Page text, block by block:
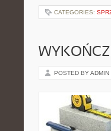
CATEGORIES:
POSTED BY ADMIN